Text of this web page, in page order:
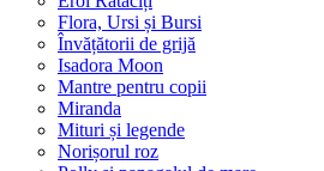
Flora, Ursi și Bursi
Învățătorii de grijă
Isadora Moon
Mantre pentru copii
Miranda
Mituri și legende
Norișorul roz